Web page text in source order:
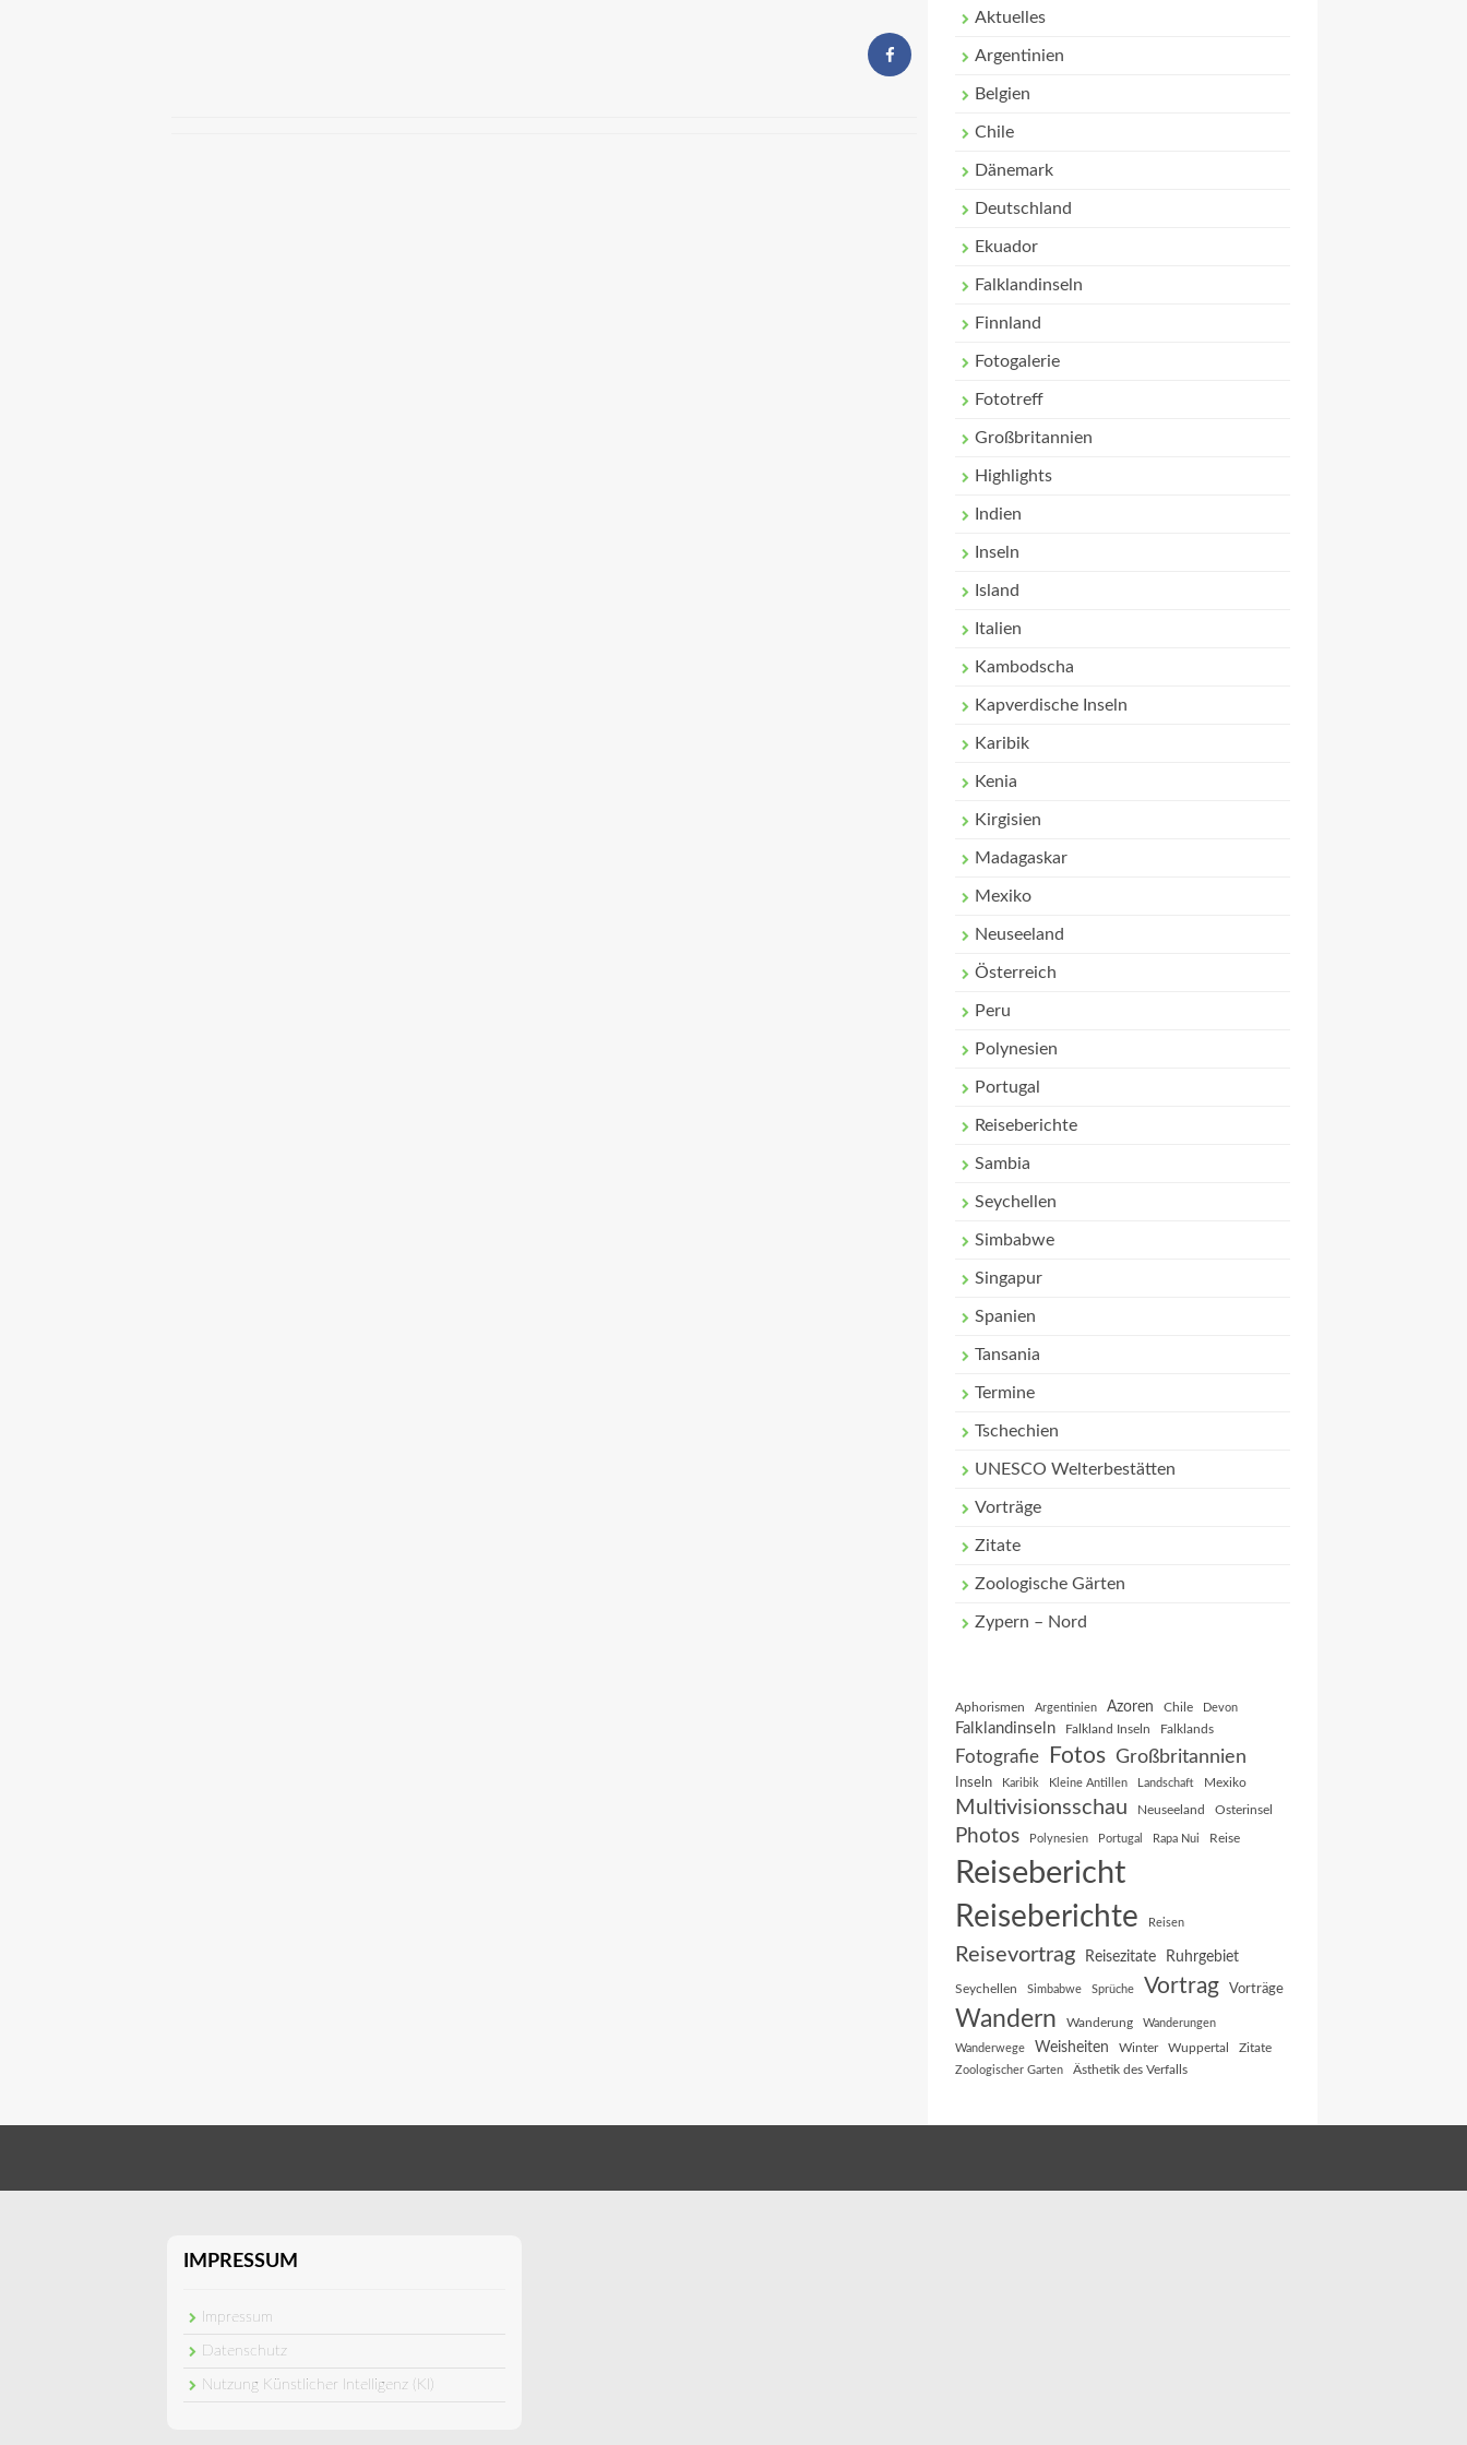
Aktuelles
Argentinien
Belgien
Chile
Dänemark
Deutschland
Ekuador
Falklandinseln
Finnland
Fotogalerie
Fototreff
Großbritannien
Highlights
Indien
Inseln
Island
Italien
Kambodscha
Kapverdische Inseln
Karibik
Kenia
Kirgisien
Madagaskar
Mexiko
Neuseeland
Österreich
Peru
Polynesien
Portugal
Reiseberichte
Sambia
Seychellen
Simbabwe
Singapur
Spanien
Tansania
Termine
Tschechien
UNESCO Welterbestätten
Vorträge
Zitate
Zoologische Gärten
Zypern – Nord
Aphorismen Argentinien Azoren Chile Devon
Falklandinseln Falkland Inseln Falklands
Fotografie Fotos Großbritannien
Inseln Karibik Kleine Antillen Landschaft Mexiko
Multivisionsschau Neuseeland Osterinsel
Photos Polynesien Portugal Rapa Nui Reise
Reisebericht
Reiseberichte Reisen
Reisevortrag Reisezitate Ruhrgebiet
Seychellen Simbabwe Sprüche Vortrag Vorträge
Wandern Wanderung Wanderungen
Wanderwege Weisheiten Winter Wuppertal Zitate
Zoologischer Garten Ästhetik des Verfalls
IMPRESSUM
Impressum
Datenschutz
Nutzung Künstlicher Intelligenz (KI)